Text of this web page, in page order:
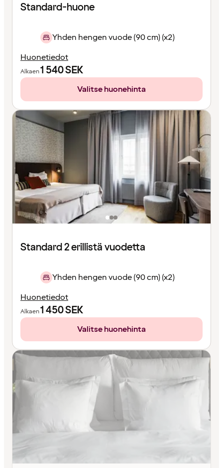
Standard-huone
Yhden hengen vuode (90 cm) (x2)
Huonetiedot
Alkaen1 540SEK
Valitse huonehinta
Standard 2 erillistä vuodetta
Yhden hengen vuode (90 cm) (x2)
Huonetiedot
Alkaen1 450SEK
Valitse huonehinta